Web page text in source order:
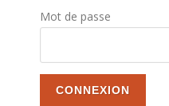
Mot de passe